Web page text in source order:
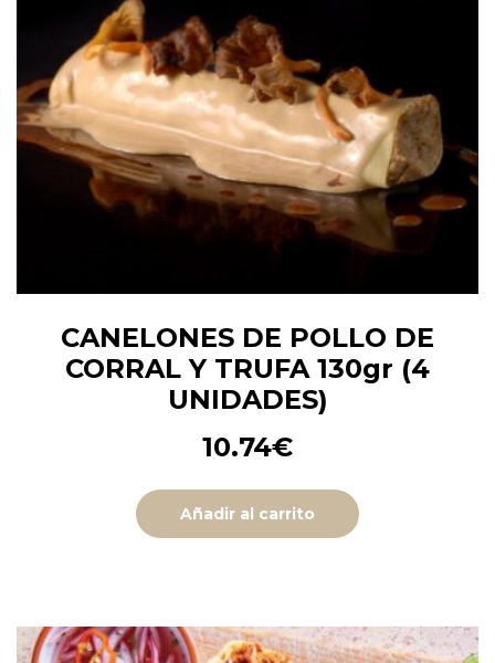
CANELONES DE POLLO DE
CORRAL Y TRUFA 130gr (4
UNIDADES)
10.74€
Añadir al carrito